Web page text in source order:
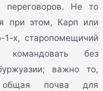
переговоров. Не то
при этом, Карп или
х, старопомещичий
без
важно то,
почва для